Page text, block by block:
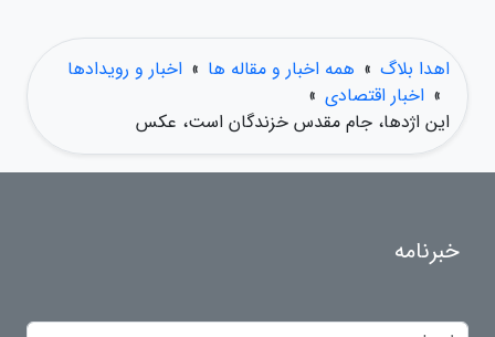
اهدا بلاگ » همه اخبار و مقاله ها » اخبار و رویدادها
» اخبار اقتصادی »
این اژدها، جام مقدس خزندگان است، عکس
خبرنامه